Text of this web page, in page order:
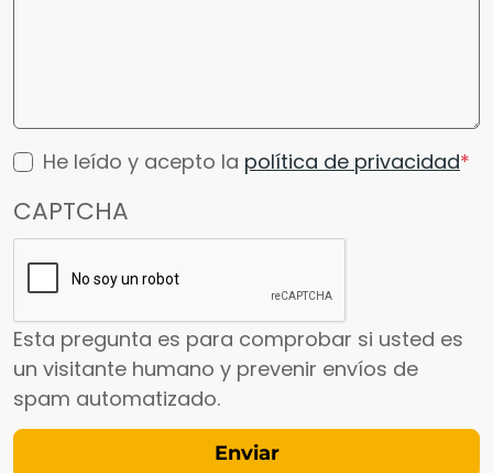
He leído y acepto la política de privacidad
CAPTCHA
Esta pregunta es para comprobar si usted es
un visitante humano y prevenir envíos de
spam automatizado.